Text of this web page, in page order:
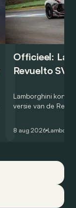
Officieel:
Revuelto SV
Lamborghini
versie van de
een record voor
8 aug 2026